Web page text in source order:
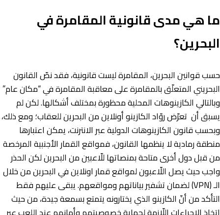
ما هي مدى قانونية المقامرة في
البحرين؟
حسب قوانين البحرين، المقامرة ليست قانونية، فقد نصّ القانون
البحريني المتعلّق بالمقامرة على معاقبة المقامرة في “مكان عام”
وبالتالي الكازينوهات المحلية محظورة بمختلف أشكالها. لكن لم
يسبق أن تعرّض روّاد الكازينو أونلاين من البحرين للعقاب؛ ومع ذلك،
وبحسب قانون الكازينوهات الدولية عبر الانترنت، يمكن اعتبارها
منطقة رمادية لا ينظمها القانون، فمواقع القمار الأجنبية المرخصة
من قبل دول أخرى متاحة بمنصاتها للّاعبين من البحرين لكن الحذر
واجب حيث يصل اللّاعبون لمواقع قمار اونلاين في البحرين من خلال
الـ (VPN) لضمان تشفير بياناتهم ومواقعهم. يبقى عليهم فقط
التأكد من أنّ الكازينو الذي يختارونه يتمتع بسمعة جيدة، من حيث